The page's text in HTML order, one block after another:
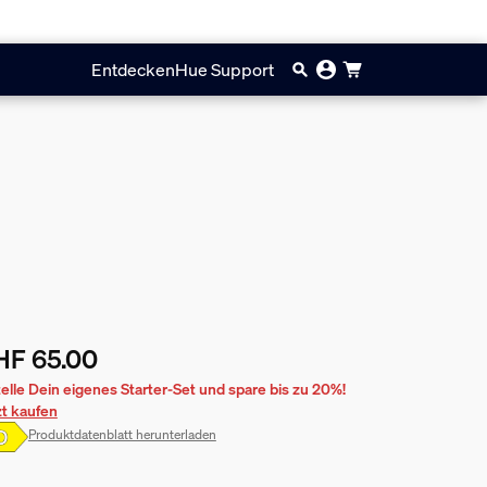
EntdeckenHue Support
Preis ist CHF 65.00
65.00
Dein eigenes Starter-Set und spare bis zu 20%!
kaufen
Produktdatenblatt herunterladen